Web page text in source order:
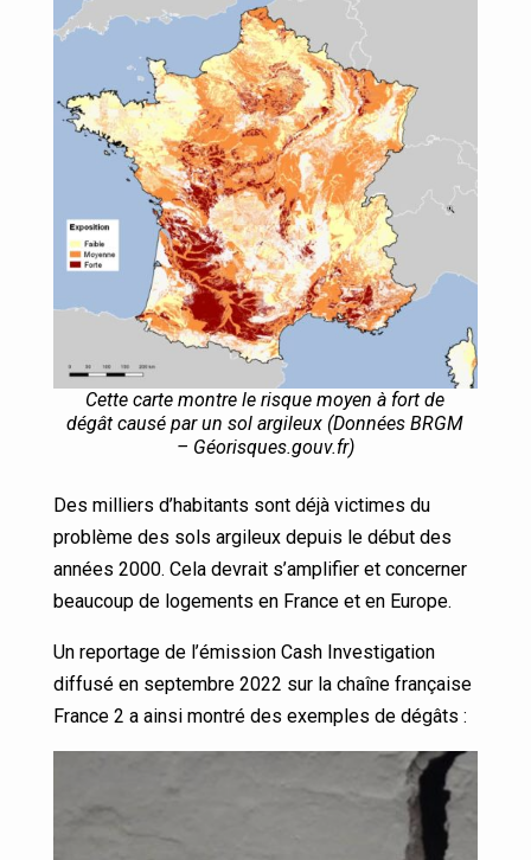
Cette carte montre le risque moyen à fort de
dégât causé par un sol argileux (Données BRGM
– Géorisques.gouv.fr)
Des milliers d’habitants sont déjà victimes du
problème des sols argileux depuis le début des
années 2000. Cela devrait s’amplifier et concerner
beaucoup de logements en France et en Europe.
Un reportage de l’émission Cash Investigation
diffusé en septembre 2022 sur la chaîne française
France 2 a ainsi montré des exemples de dégâts :